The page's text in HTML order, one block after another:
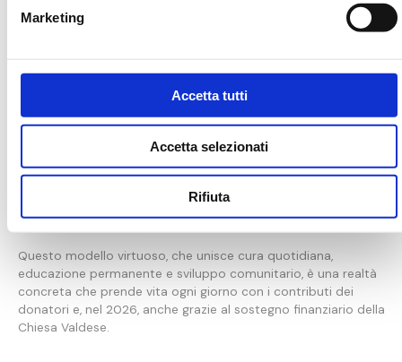
Marketing
Accetta tutti
Accetta selezionati
Rifiuta
costruisce salute: un gesto alla
volta, insieme.
Questo modello virtuoso, che unisce cura quotidiana,
educazione permanente e sviluppo comunitario, è una realtà
concreta che prende vita ogni giorno con i contributi dei
donatori e, nel 2026, anche grazie al sostegno finanziario della
Chiesa Valdese.